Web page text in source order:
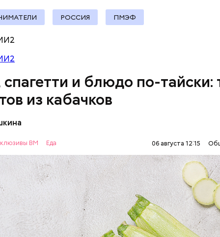
РОССИЯ ПМЭФ
спагетти и блюдо по-тайски:
из кабачков
ВМ Еда 06 августа 12:15
ОВОЩИ РЕЦЕПТЫ